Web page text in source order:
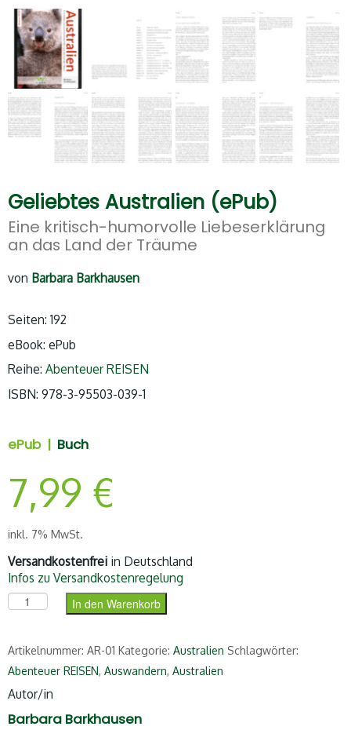
Geliebtes Australien (ePub)
Eine kritisch-humorvolle Liebeserklärung
an das Land der Träume
von Barbara Barkhausen
Seiten: 192
eBook: ePub
Reihe: Abenteuer REISEN
ISBN: 978-3-95503-039-1
ePub | Buch
7,99 €
inkl. 7% MwSt.
Versandkostenfrei in Deutschland
Infos zu Versandkostenregelung
Geliebtes Australien (ePub) Menge
In den Warenkorb
Artikelnummer: AR-01 Kategorie: Australien Schlagwörter:
Abenteuer REISEN, Auswandern, Australien
Autor/in
Barbara Barkhausen